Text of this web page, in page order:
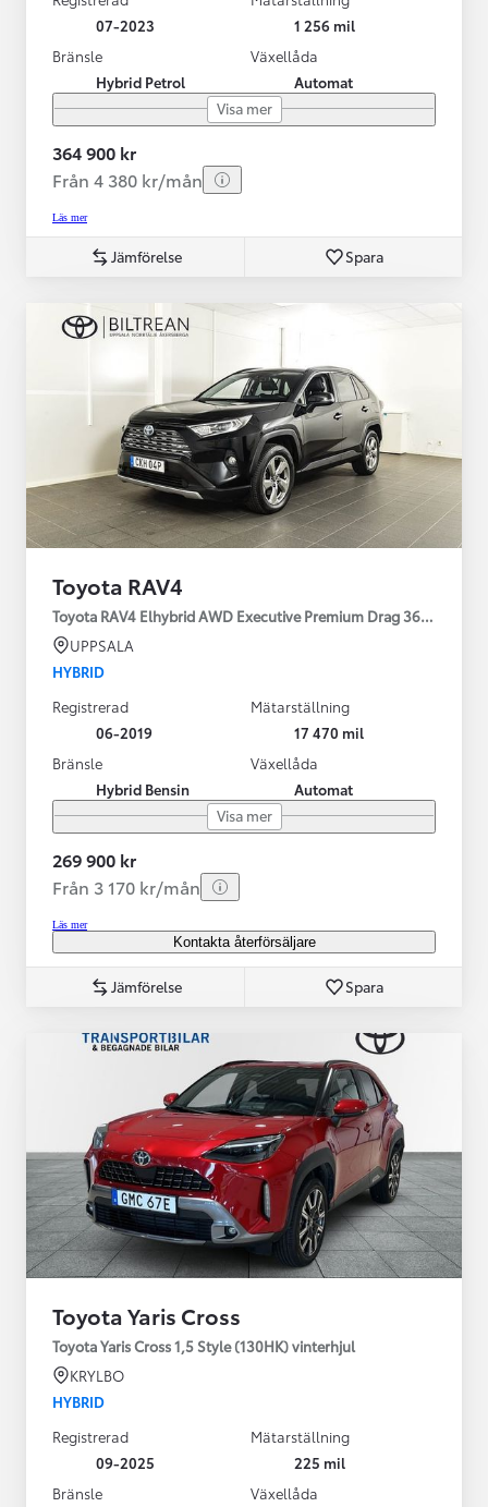
07-2023
1 256 mil
Bränsle
Hybrid Petrol
Växellåda
Automat
Visa mer
364 900 kr
Från 4 380 kr/mån
Läs mer
Jämförelse Spara
Toyota RAV4
Toyota RAV4 Elhybrid AWD Executive Premium Drag 360-kamera
UPPSALA
HYBRID
Registrerad
06-2019
Mätarställning
17 470 mil
Bränsle
Hybrid Bensin
Växellåda
Automat
Visa mer
269 900 kr
Från 3 170 kr/mån
Läs mer
Kontakta återförsäljare
Jämförelse Spara
Toyota Yaris Cross
Toyota Yaris Cross 1,5 Style (130HK) vinterhjul
KRYLBO
HYBRID
Registrerad
09-2025
Mätarställning
225 mil
Bränsle
Växellåda